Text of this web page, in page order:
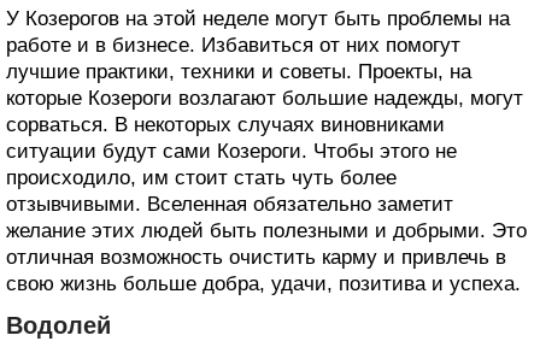
У Козерогов на этой неделе могут быть проблемы на
работе и в бизнесе. Избавиться от них помогут
лучшие практики, техники и советы. Проекты, на
которые Козероги возлагают большие надежды, могут
сорваться. В некоторых случаях виновниками
ситуации будут сами Козероги. Чтобы этого не
происходило, им стоит стать чуть более
отзывчивыми. Вселенная обязательно заметит
желание этих людей быть полезными и добрыми. Это
отличная возможность очистить карму и привлечь в
свою жизнь больше добра, удачи, позитива и успеха.
Водолей